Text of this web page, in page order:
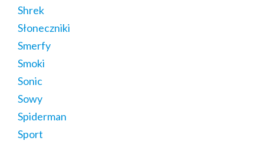
Shrek
Słoneczniki
Smerfy
Smoki
Sonic
Sowy
Spiderman
Sport